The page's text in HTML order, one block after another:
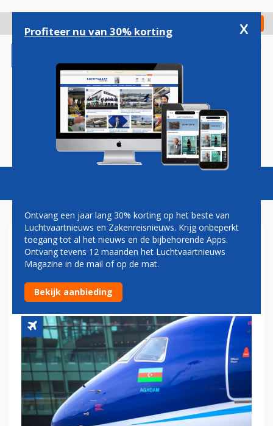
gaan
Check in
Magazine Podcasts Vacatures
RUSSEN MOGELIJK ACHTER
NEERHALEN VLIEGTUIG
AZERBAIJAN AIRLINES
Profiteer nu van 30% korting x
Ontvang een jaar lang 30% korting op het beste van
Luchtvaartnieuws en Zakenreisnieuws. Krijg onbeperkt
toegang tot al het nieuws en de bijbehorende Apps.
Ontvang tevens 12 maanden het Luchtvaartnieuws
Magazine in de mail of op de mat.
Bekijk aanbieding